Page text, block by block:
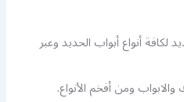
أنواع أبواب الحديد وعبر
ومن أفخم الأنواع.